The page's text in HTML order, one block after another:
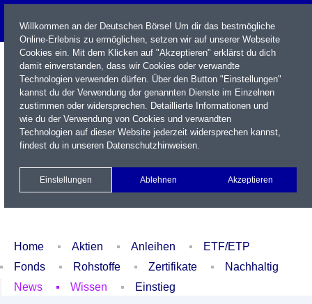
Name / WKN / ISIN / Kürzel
Newsletter Kontakt
Xetra Realtime
Watchlist Portfolio Login
Home Aktien Anleihen
ETF/ETP
Fonds
Rohstoffe Zertifikate
Nachhaltig
News
Wissen Einstieg
Willkommen an der Deutschen Börse! Um dir das bestmögliche
Online-Erlebnis zu ermöglichen, setzen wir auf unserer Webseite
Cookies ein. Mit dem Klicken auf "Akzeptieren" erklärst du dich
damit einverstanden, dass wir Cookies oder verwandte
Technologien verwenden dürfen. Über den Button "Einstellungen"
kannst du der Verwendung der genannten Dienste im Einzelnen
zustimmen oder widersprechen. Detaillierte Informationen und
wie du der Verwendung von Cookies und verwandten
Technologien auf dieser Website jederzeit widersprechen kannst,
findest du in unseren Datenschutzhinweisen.
Einstellungen Ablehnen Akzeptieren